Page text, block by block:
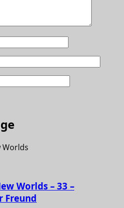
Worlds – 33 –
Freund